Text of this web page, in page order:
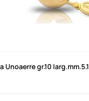
Unoaerre gr.10 larg.mm.5.1